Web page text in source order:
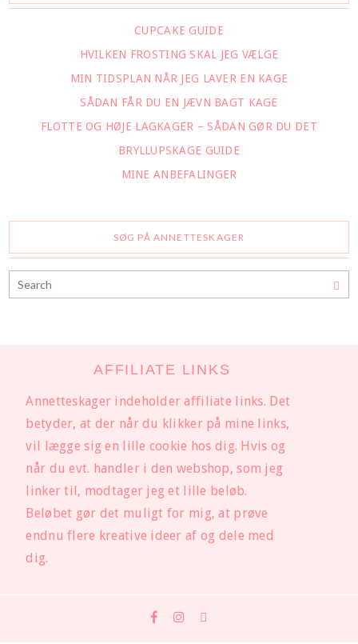
CUPCAKE GUIDE
HVILKEN FROSTING SKAL JEG VÆLGE
MIN TIDSPLAN NÅR JEG LAVER EN KAGE
SÅDAN FÅR DU EN JÆVN BAGT KAGE
FLOTTE OG HØJE LAGKAGER – SÅDAN GØR DU DET
BRYLLUPSKAGE GUIDE
MINE ANBEFALINGER
SØG PÅ ANNETTESKAGER
AFFILIATE LINKS
Annetteskager indeholder affiliate links. Det
betyder, at der når du klikker på mine links,
vil lægge sig en lille cookie hos dig. Hvis og
når du evt. handler i den webshop, som jeg
linker til, modtager jeg et lille beløb.
Beløbet gør det muligt for mig, at prøve
endnu flere kreative ideer af og dele med
dig.